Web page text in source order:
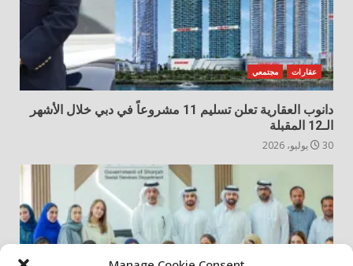
عقارات مجتمعي
دانوب العقارية تعلن تسليم 11 مشروعاً في دبي خلال الأشهر
الـ12 المقبلة
30 يوليو، 2026